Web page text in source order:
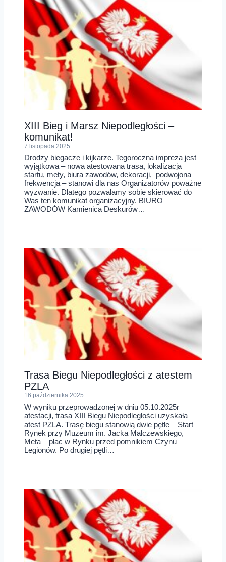
XIII Bieg i Marsz Niepodległości –
komunikat!
7 listopada 2025
Drodzy biegacze i kijkarze. Tegoroczna impreza jest
wyjątkowa – nowa atestowana trasa, lokalizacja
startu, mety, biura zawodów, dekoracji, podwojona
frekwencja – stanowi dla nas Organizatorów poważne
wyzwanie. Dlatego pozwalamy sobie skierować do
Was ten komunikat organizacyjny. BIURO
ZAWODÓW Kamienica Deskurów…
Trasa Biegu Niepodległości z atestem
PZLA
16 października 2025
W wyniku przeprowadzonej w dniu 05.10.2025r
atestacji, trasa XIII Biegu Niepodległości uzyskała
atest PZLA. Trasę biegu stanowią dwie pętle – Start –
Rynek przy Muzeum im. Jacka Malczewskiego,
Meta – plac w Rynku przed pomnikiem Czynu
Legionów. Po drugiej pętli…